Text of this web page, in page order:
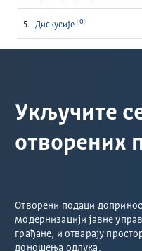
Дискусије 0
Укључите
отворених
Отворени подаци
модернизацији јавне
грађане, и отварају
доношења одлука.